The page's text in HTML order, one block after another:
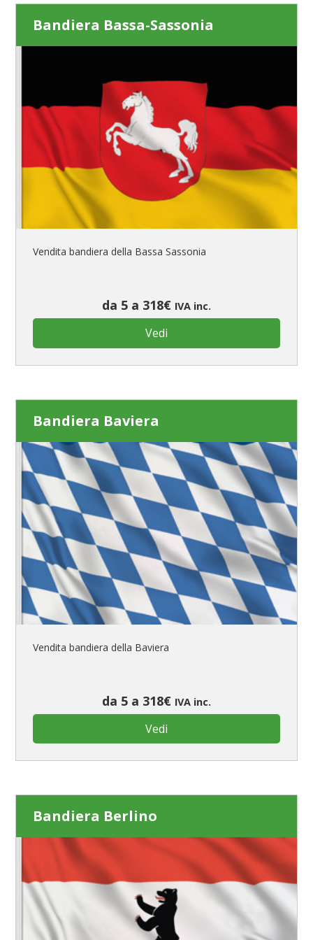
Bandiera Bassa-Sassonia
Vendita bandiera della Bassa Sassonia
da 5 a 318€ IVA inc.
Vedi
Bandiera Baviera
Vendita bandiera della Baviera
da 5 a 318€ IVA inc.
Vedi
Bandiera Berlino